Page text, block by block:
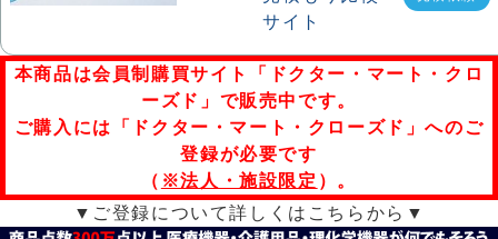
本商品は会員制購買サイト「ドクター・マート・クロ
ーズド」で販売中です。
ご購入には「ドクター・マート・クローズド」へのご
登録が必要です
（ ※法人・施設限定 ）。
▼ご登録について詳しくはこちらから▼